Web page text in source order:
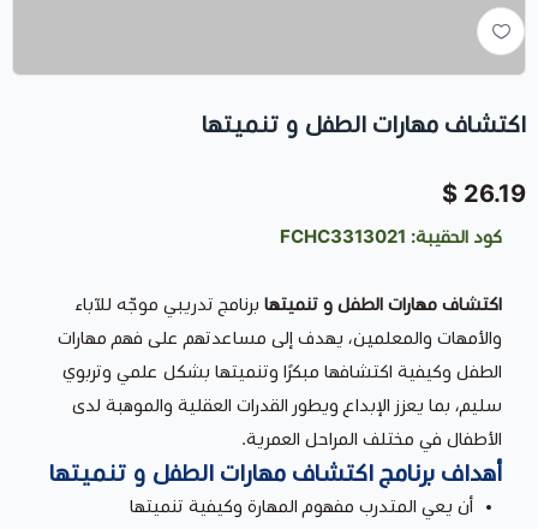
اكتشاف مهارات الطفل و تنميتها
26.19 $
كود الحقيبة: FCHC3313021
اكتشاف مهارات الطفل و تنميتها برنامج تدريبي موجّه للآباء
والأمهات والمعلمين، يهدف إلى مساعدتهم على فهم مهارات
الطفل وكيفية اكتشافها مبكرًا وتنميتها بشكل علمي وتربوي
سليم، بما يعزز الإبداع ويطور القدرات العقلية والموهبة لدى
الأطفال في مختلف المراحل العمرية.
أهداف برنامج اكتشاف مهارات الطفل و تنميتها
أن يعي المتدرب مفهوم المهارة وكيفية تنميتها